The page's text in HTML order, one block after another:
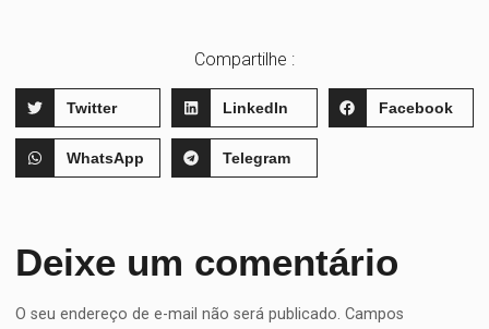
Compartilhe :
Twitter LinkedIn Facebook
WhatsApp Telegram
Deixe um comentário
O seu endereço de e-mail não será publicado. Campos